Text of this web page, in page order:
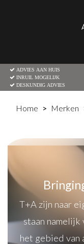
ADVIES AAN HUIS
INRUIL MOGELIJK
DESKUNDIG ADVIES
Home Merken
T+A zijn naar
staan namelijk
het gebied